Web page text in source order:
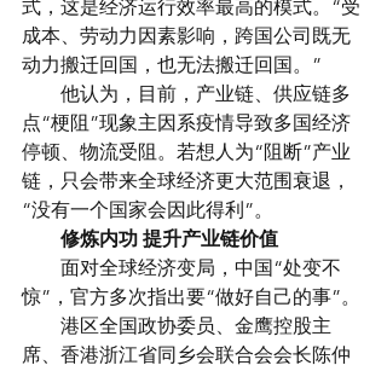
式，这是经济运行效率最高的模式。“受
成本、劳动力因素影响，跨国公司既无
动力搬迁回国，也无法搬迁回国。”
他认为，目前，产业链、供应链多
点“梗阻”现象主因系疫情导致多国经济
停顿、物流受阻。若想人为“阻断”产业
链，只会带来全球经济更大范围衰退，
“没有一个国家会因此得利”。
修炼内功 提升产业链价值
面对全球经济变局，中国“处变不
惊”，官方多次指出要“做好自己的事”。
港区全国政协委员、金鹰控股主
席、香港浙江省同乡会联合会会长陈仲